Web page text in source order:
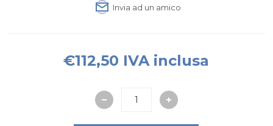
Invia ad un amico
€112,50 IVA inclusa